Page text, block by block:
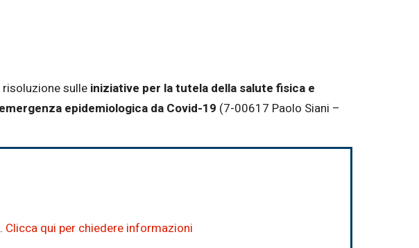
sulleiniziative per la tutela della salute fisica e
epidemiologica da Covid-19 (7-00617 Paolo Siani –
Clicca qui per chiedere informazioni